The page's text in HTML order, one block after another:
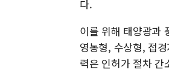
다.
이를 위해 태양광과
영농형, 수상형, 접
력은 인허가 절차 간